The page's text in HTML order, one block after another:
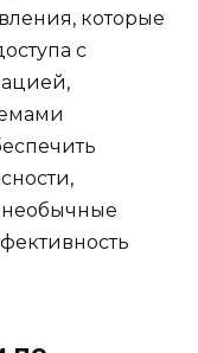
которые
с
необычные